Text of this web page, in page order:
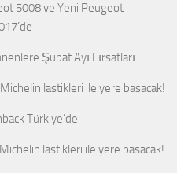
5008 ve Yeni Peugeot
Şubat Ayı Fırsatları
lastikleri ile yere basacak!
Türkiye’de
lastikleri ile yere basacak!